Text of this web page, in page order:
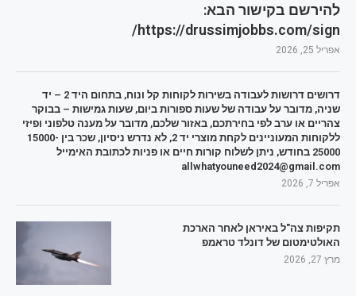
להירשם בקישור הבא:
https://drussimjobbs.com/sign/
אפריל 25, 2026
דרושים דרושות לעבודה בשירות לקוחות קל ונוח, בתחום היד 2 – יד
שניה, מדובר על עבודה של שעות ספורות ביום, שעות גמישות – בבוקר
צהריים או ערב לפי בחירתכם, באזור שלכם, מדובר על מענה טלפוני ופיזי
ללקוחות המעוניינים לקחת מוצרי יד 2, לא נדרש ניסיון, שכר בין 15000-
25000 בחודש, ניתן לשלוח קורות חיים או פניות לכתובת האימייל
allwhatyouneed2024@gmail.com
אפריל 7, 2026
תקיפות צה"ל באיראן לאחר הארכת
האולטימטום של דונלד טראמפ
מרץ 27, 2026